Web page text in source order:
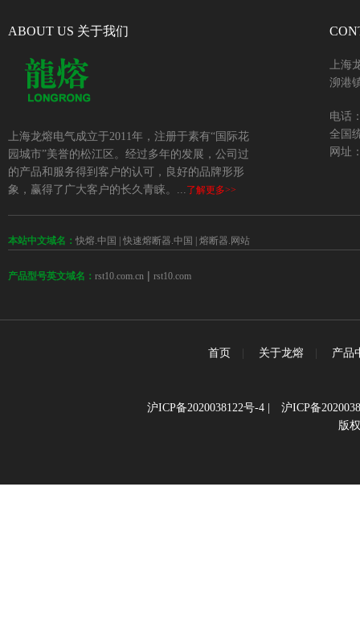
ABOUT US 关于我们
上海龙熔电气成立于2011年，注册于素有“国际花
园城市”美誉的松江区。经过多年的发展，公司过
的产品和服务得到客户的认可，良好的品牌形形
象，赢得了广大客户的长久青睐。...了解更多>>
上海
泖港
电话
全国
网址
本站中文域名： 快熔.中国 快速熔断器.中国 熔断器.网站
产品型号英文域名： rst10.com.cn | rst10.com
首页 关于龙熔 产品
沪ICP备2020038122号-4| 沪ICP备
版